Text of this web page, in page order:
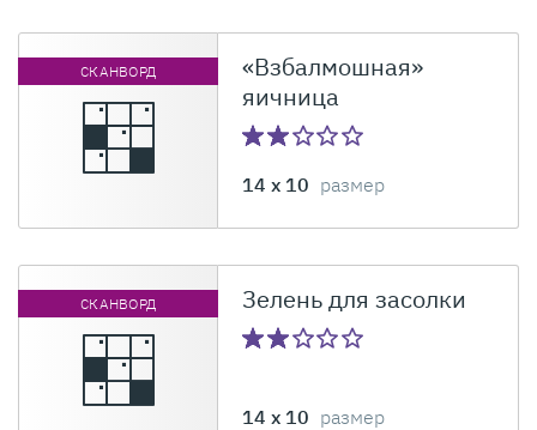
СКАНВОРД
«Взбалмошная»
яичница
14 x 10 размер
СКАНВОРД Зелень для засолки
14 x 10 размер